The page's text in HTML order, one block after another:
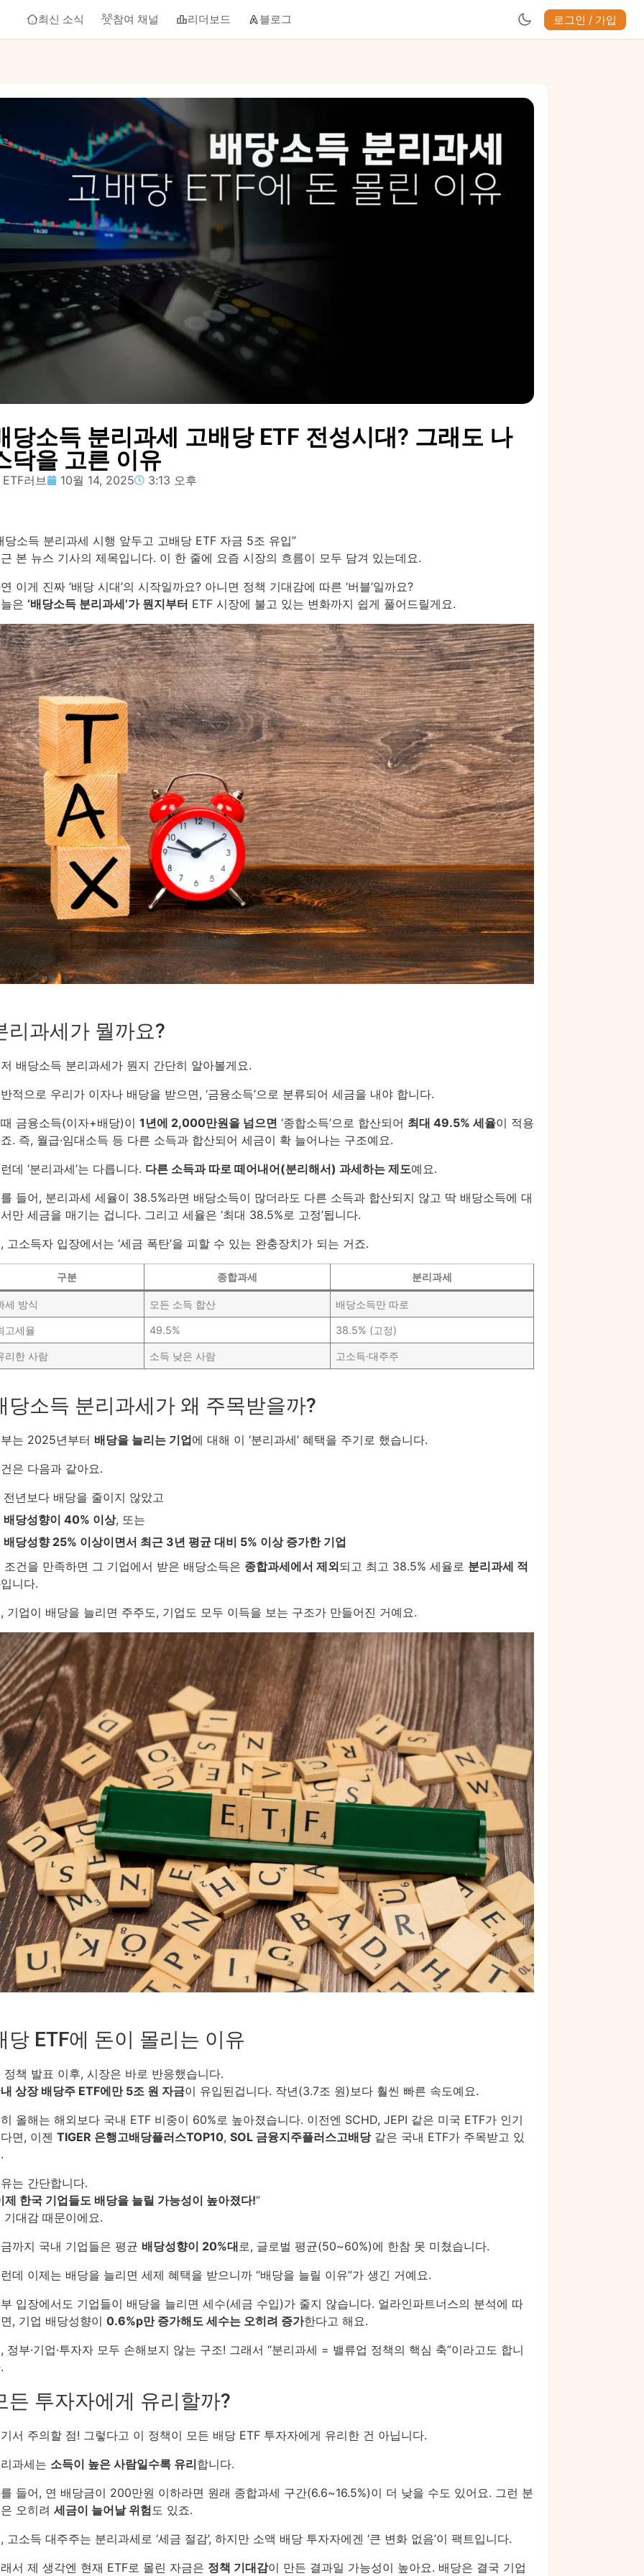
최신 소식 참여 채널 리더보드 블로그 로그인 / 가입
당소득 분리과세 고배당 ETF 전성시대? 그래도 나
닥을 고른 이유
ETF러브 10월 14, 2025 3:13 오후
당소득 분리과세 시행 앞두고 고배당 ETF 자금 5조 유입”
본 뉴스 기사의 제목입니다. 이 한 줄에 요즘 시장의 흐름이 모두 담겨 있는데요.
이게 진짜 ‘배당 시대’의 시작일까요? 아니면 정책 기대감에 따른 ‘버블’일까요?
은 ‘배당소득 분리과세’가 뭔지부터 ETF 시장에 불고 있는 변화까지 쉽게 풀어드릴게요.
리과세가 뭘까요?
배당소득 분리과세가 뭔지 간단히 알아볼게요.
적으로 우리가 이자나 배당을 받으면, ‘금융소득’으로 분류되어 세금을 내야 합니다.
금융소득(이자+배당)이 1년에 2,000만원을 넘으면 ‘종합소득’으로 합산되어 최대 49.5% 세율이 적용
. 즉, 월급·임대소득 등 다른 소득과 합산되어 세금이 확 늘어나는 구조예요.
데 ‘분리과세’는 다릅니다. 다른 소득과 따로 떼어내어(분리해서) 과세하는 제도예요.
들어, 분리과세 세율이 38.5%라면 배당소득이 많더라도 다른 소득과 합산되지 않고 딱 배당소득에 대
만 세금을 매기는 겁니다. 그리고 세율은 ‘최대 38.5%로 고정’됩니다.
고소득자 입장에서는 ‘세금 폭탄’을 피할 수 있는 완충장치가 되는 거죠.
구분 종합과세 분리과세
세 방식 모든 소득 합산 배당소득만 따로
고세율 49.5% 38.5% (고정)
리한 사람 소득 낮은 사람 고소득·대주주
당소득 분리과세가 왜 주목받을까?
는 2025년부터 배당을 늘리는 기업에 대해 이 ‘분리과세’ 혜택을 주기로 했습니다.
은 다음과 같아요.
전년보다 배당을 줄이지 않았고
배당성향이 40% 이상, 또는
배당성향 25% 이상이면서 최근 3년 평균 대비 5% 이상 증가한 기업
조건을 만족하면 그 기업에서 받은 배당소득은 종합과세에서 제외되고 최고 38.5% 세율로 분리과세 적
입니다.
기업이 배당을 늘리면 주주도, 기업도 모두 이득을 보는 구조가 만들어진 거예요.
당 ETF에 돈이 몰리는 이유
정책 발표 이후, 시장은 바로 반응했습니다.
상장 배당주 ETF에만 5조 원 자금이 유입된겁니다. 작년(3.7조 원)보다 훨씬 빠른 속도예요.
올해는 해외보다 국내 ETF 비중이 60%로 높아졌습니다. 이전엔 SCHD, JEPI 같은 미국 ETF가 인기
면, 이젠 TIGER 은행고배당플러스TOP10, SOL 금융지주플러스고배당같은 국내 ETF가 주목받고 있
는 간단합니다.
제 한국 기업들도 배당을 늘릴 가능성이 높아졌다!”
기대감 때문이에요.
까지 국내 기업들은 평균 배당성향이 20%대로, 글로벌 평균(50~60%)에 한참 못 미쳤습니다.
데 이제는 배당을 늘리면 세제 혜택을 받으니까 “배당을 늘릴 이유”가 생긴 거예요.
입장에서도 기업들이 배당을 늘리면 세수(세금 수입)가 줄지 않습니다. 얼라인파트너스의 분석에 따
, 기업 배당성향이 0.6%p만 증가해도 세수는 오히려 증가한다고 해요.
정부·기업·투자자 모두 손해보지 않는 구조! 그래서 “분리과세 = 밸류업 정책의 핵심 축”이라고도 합니
든 투자자에게 유리할까?
서 주의할 점! 그렇다고 이 정책이 모든 배당 ETF 투자자에게 유리한 건 아닙니다.
과세는 소득이 높은 사람일수록 유리합니다.
들어, 연 배당금이 200만원 이하라면 원래 종합과세 구간(6.6~16.5%)이 더 낮을 수도 있어요. 그런 분
오히려 세금이 늘어날 위험도 있죠.
고소득 대주주는 분리과세로 ‘세금 절감’, 하지만 소액 배당 투자자에겐 ‘큰 변화 없음’이 팩트입니다.
서 제 생각엔 현재 ETF로 몰린 자금은 정책 기대감이 만든 결과일 가능성이 높아요. 배당은 결국 기업